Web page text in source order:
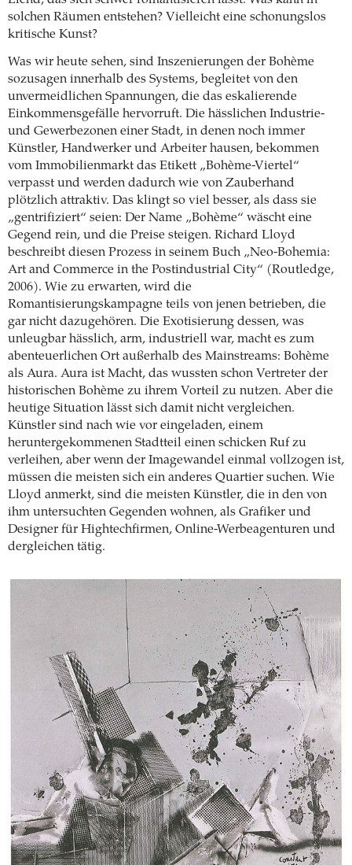
solchen Räumen entstehen? Vielleicht eine schonungslos
kritische Kunst?
Was wir heute sehen, sind Inszenierungen der Bohème
sozusagen innerhalb des Systems, begleitet von den
unvermeidlichen Spannungen, die das eskalierende
Einkommensgefälle hervorruft. Die hässlichen Industrie-
und Gewerbezonen einer Stadt, in denen noch immer
Künstler, Handwerker und Arbeiter hausen, bekommen
vom Immobilienmarkt das Etikett „Bohème-Viertel“
verpasst und werden dadurch wie von Zauberhand
plötzlich attraktiv. Das klingt so viel besser, als dass sie
„gentrifiziert“ seien: Der Name „Bohème“ wäscht eine
Gegend rein, und die Preise steigen. Richard Lloyd
beschreibt diesen Prozess in seinem Buch „Neo-Bohemia:
Art and Commerce in the Postindustrial City“ (Routledge,
2006). Wie zu erwarten, wird die
Romantisierungskampagne teils von jenen betrieben, die
gar nicht dazugehören. Die Exotisierung dessen, was
unleugbar hässlich, arm, industriell war, macht es zum
abenteuerlichen Ort außerhalb des Mainstreams: Bohème
als Aura. Aura ist Macht, das wussten schon Vertreter der
historischen Bohème zu ihrem Vorteil zu nutzen. Aber die
heutige Situation lässt sich damit nicht vergleichen.
Künstler sind nach wie vor eingeladen, einem
heruntergekommenen Stadtteil einen schicken Ruf zu
verleihen, aber wenn der Imagewandel einmal vollzogen ist,
müssen die meisten sich ein anderes Quartier suchen. Wie
Lloyd anmerkt, sind die meisten Künstler, die in den von
ihm untersuchten Gegenden wohnen, als Grafiker und
Designer für Hightechfirmen, Online-Werbeagenturen und
dergleichen tätig.